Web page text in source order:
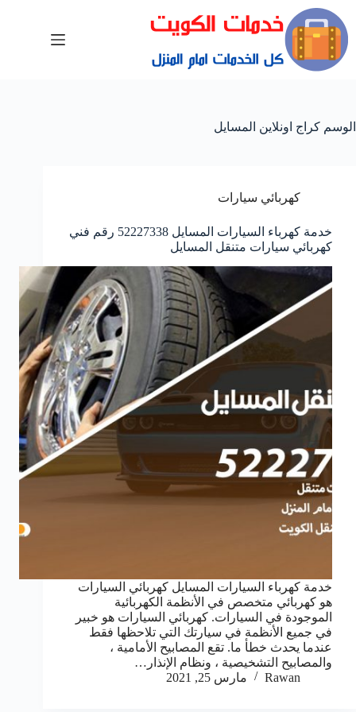
الوسم كراج اونلاين المسايل
كهربائي سيارات
خدمة كهرباء السيارات المسايل 52227338 رقم فني
كهربائي سيارات متنقل المسايل
خدمة كهرباء السيارات المسايل كهربائي السيارات
هو كهربائي متخصص في الأنظمة الكهربائية
الموجودة في السيارات. كهربائي السيارات هو خبير
في جميع الأنظمة في سيارتك التي تلاحظها فقط
عندما يحدث خطأ ما. تقع المصابيح الأمامية ،
والمصابيح التشخيصية ، ونظام الإنذار…
Rawan
مارس 25, 2021